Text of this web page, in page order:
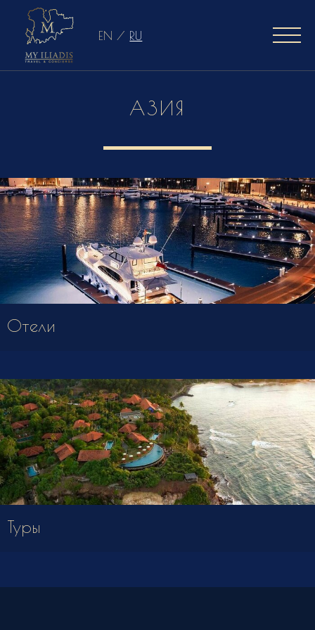
EN / RU
АЗИЯ
Отели
Туры